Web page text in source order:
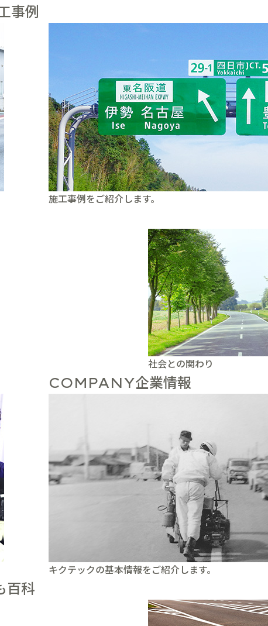
事例
施工事例をご紹介します。
社会との関わり
COMPANY企業情報
キクテックの基本情報をご紹介します。
百科